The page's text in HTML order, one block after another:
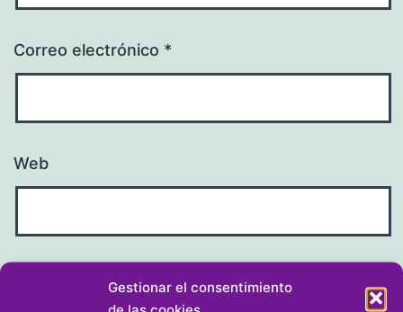
Gestionar el consentimiento
Correo electrónico *
Web